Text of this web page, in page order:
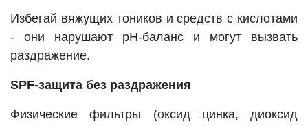
Избегай вяжущих тоников и средств с кислотами
- они нарушают pH-баланс и могут вызвать
раздражение.
SPF-защита без раздражения
Физические фильтры (оксид цинка, диоксид